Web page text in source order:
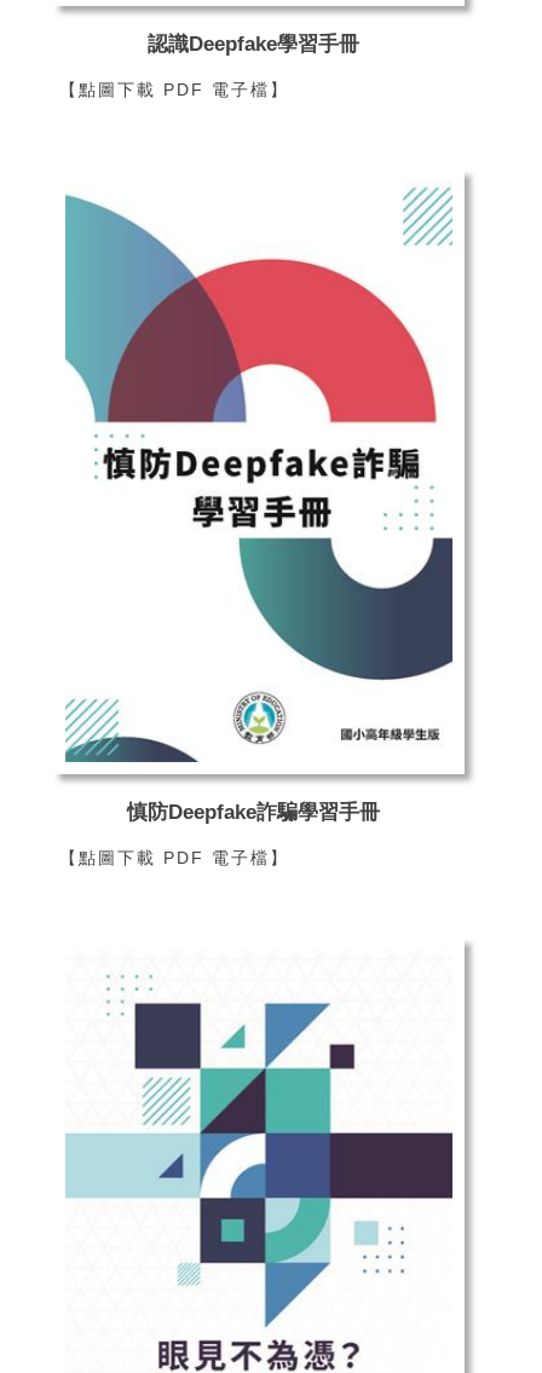
認識Deepfake學習手冊
【點圖下載 PDF 電子檔】
慎防Deepfake詐騙學習手冊
【點圖下載 PDF 電子檔】